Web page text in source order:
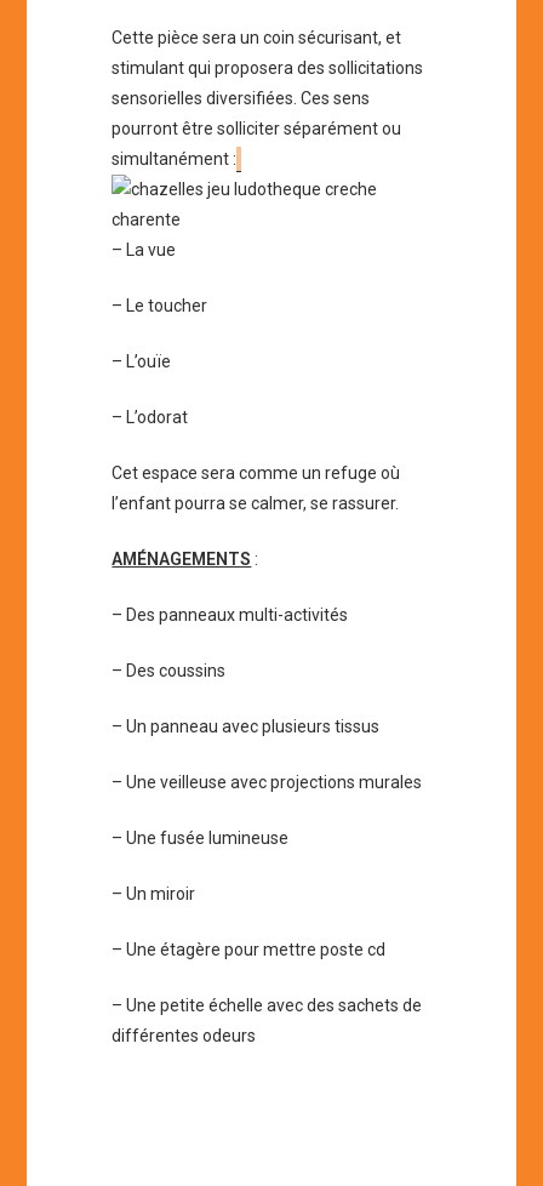
Cette pièce sera un coin sécurisant, et
stimulant qui proposera des sollicitations
sensorielles diversifiées. Ces sens
pourront être solliciter séparément ou
simultanément :
– La vue
– Le toucher
– L’ouïe
– L’odorat
Cet espace sera comme un refuge où
l’enfant pourra se calmer, se rassurer.
AMÉNAGEMENTS :
– Des panneaux multi-activités
– Des coussins
– Un panneau avec plusieurs tissus
– Une veilleuse avec projections murales
– Une fusée lumineuse
– Un miroir
– Une étagère pour mettre poste cd
– Une petite échelle avec des sachets de
différentes odeurs